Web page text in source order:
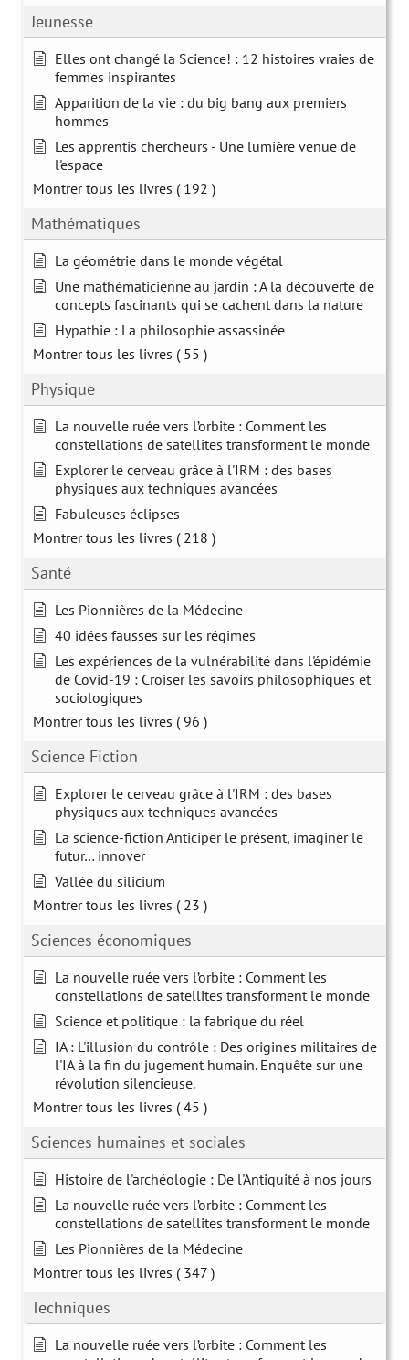
Jeunesse
Elles ont changé la Science! : 12 histoires vraies de
femmes inspirantes
Apparition de la vie : du big bang aux premiers
hommes
Les apprentis chercheurs - Une lumière venue de
l'espace
Montrer tous les livres ( 192 )
Mathématiques
La géométrie dans le monde végétal
Une mathématicienne au jardin : A la découverte de
concepts fascinants qui se cachent dans la nature
Hypathie : La philosophie assassinée
Montrer tous les livres ( 55 )
Physique
La nouvelle ruée vers l’orbite : Comment les
constellations de satellites transforment le monde
Explorer le cerveau grâce à l'IRM : des bases
physiques aux techniques avancées
Fabuleuses éclipses
Montrer tous les livres ( 218 )
Santé
Les Pionnières de la Médecine
40 idées fausses sur les régimes
Les expériences de la vulnérabilité dans l'épidémie
de Covid-19 : Croiser les savoirs philosophiques et
sociologiques
Montrer tous les livres ( 96 )
Science Fiction
Explorer le cerveau grâce à l'IRM : des bases
physiques aux techniques avancées
La science-fiction Anticiper le présent, imaginer le
futur… innover
Vallée du silicium
Montrer tous les livres ( 23 )
Sciences économiques
La nouvelle ruée vers l’orbite : Comment les
constellations de satellites transforment le monde
Science et politique : la fabrique du réel
IA : L'illusion du contrôle : Des origines militaires de
l'IA à la fin du jugement humain. Enquête sur une
révolution silencieuse.
Montrer tous les livres ( 45 )
Sciences humaines et sociales
Histoire de l'archéologie : De l'Antiquité à nos jours
La nouvelle ruée vers l’orbite : Comment les
constellations de satellites transforment le monde
Les Pionnières de la Médecine
Montrer tous les livres ( 347 )
Techniques
La nouvelle ruée vers l’orbite : Comment les